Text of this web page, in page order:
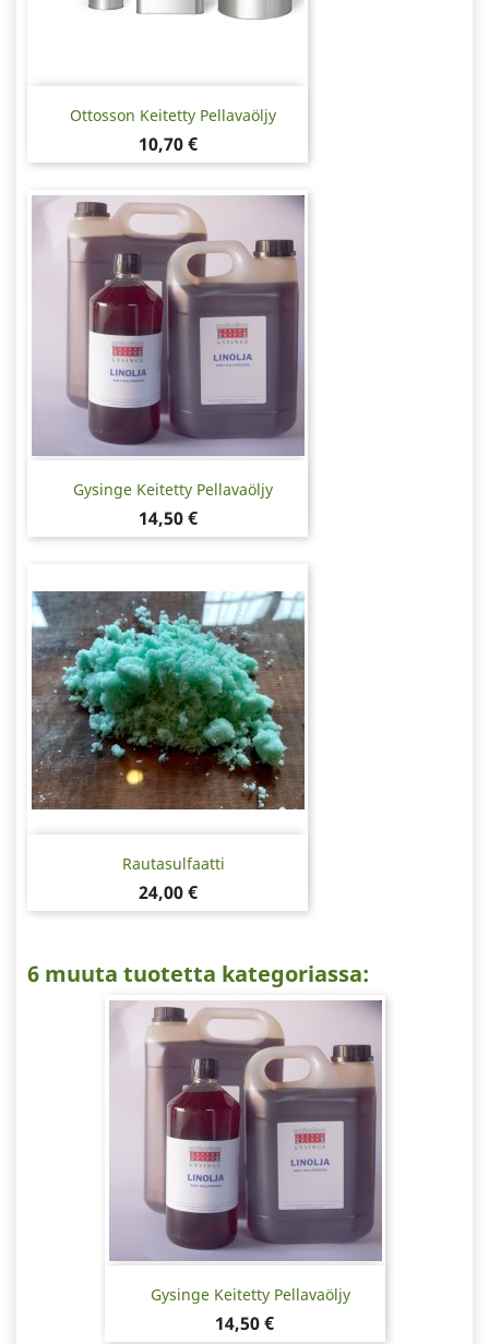
Ottosson Keitetty Pellavaöljy
Hinta
10,70 €
Gysinge Keitetty Pellavaöljy
Hinta
14,50 €
Rautasulfaatti
Hinta
24,00 €
6 muuta tuotetta kategoriassa:
Gysinge Keitetty Pellavaöljy
Hinta
14,50 €